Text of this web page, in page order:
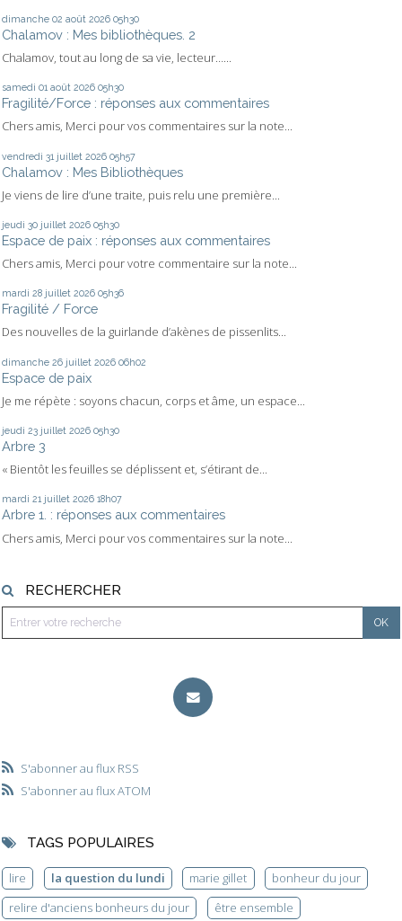
dimanche 02 août 2026 05h30
Chalamov : Mes bibliothèques. 2
Chalamov, tout au long de sa vie, lecteur…...
samedi 01 août 2026 05h30
Fragilité/Force : réponses aux commentaires
Chers amis, Merci pour vos commentaires sur la note...
vendredi 31 juillet 2026 05h57
Chalamov : Mes Bibliothèques
Je viens de lire d’une traite, puis relu une première...
jeudi 30 juillet 2026 05h30
Espace de paix : réponses aux commentaires
Chers amis, Merci pour votre commentaire sur la note...
mardi 28 juillet 2026 05h36
Fragilité / Force
Des nouvelles de la guirlande d’akènes de pissenlits...
dimanche 26 juillet 2026 06h02
Espace de paix
Je me répète : soyons chacun, corps et âme, un espace...
jeudi 23 juillet 2026 05h30
Arbre 3
« Bientôt les feuilles se déplissent et, s’étirant de...
mardi 21 juillet 2026 18h07
Arbre 1. : réponses aux commentaires
Chers amis, Merci pour vos commentaires sur la note...
RECHERCHER
S'abonner au flux RSS
S'abonner au flux ATOM
TAGS POPULAIRES
lire la question du lundi marie gillet
bonheur du jour
relire d'anciens bonheurs du jour
être ensemble